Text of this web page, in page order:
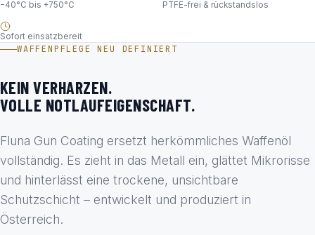
−40°C bis +750°C PTFE-frei & rückstandslos
Sofort einsatzbereit
WAFFENPFLEGE NEU DEFINIERT
KEIN VERHARZEN.
VOLLE NOTLAUFEIGENSCHAFT.
Fluna Gun Coating ersetzt herkömmliches Waffenöl
vollständig. Es zieht in das Metall ein, glättet Mikrorisse
und hinterlässt eine trockene, unsichtbare
Schutzschicht – entwickelt und produziert in
Österreich.